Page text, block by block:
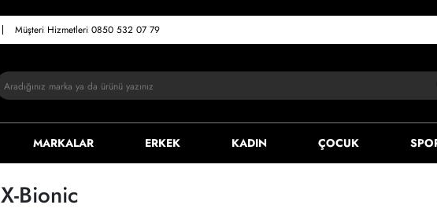
Müşteri Hizmetleri 0850 532 07 79
MARKALAR ERKEK KADIN ÇOCUK
X-Bionic